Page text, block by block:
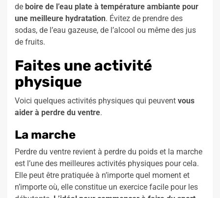
de boire de l’eau plate à température ambiante pour
une meilleure hydratation. Évitez de prendre des
sodas, de l’eau gazeuse, de l’alcool ou même des jus
de fruits.
Faites une activité
physique
Voici quelques activités physiques qui peuvent vous
aider à perdre du ventre.
La marche
Perdre du ventre revient à perdre du poids et la marche
est l’une des meilleures activités physiques pour cela.
Elle peut être pratiquée à n’importe quel moment et
n’importe où, elle constitue un exercice facile pour les